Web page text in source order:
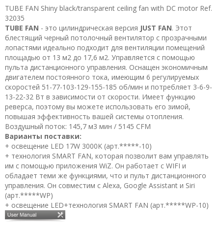
TUBE FAN Shiny black/transparent ceiling fan with DC motor Ref.
32035
TUBE FAN - это цилиндрическая версия JUST FAN. Этот
блестящий черный потолочный вентилятор с прозрачными
лопастями идеально подходит для вентиляции помещений
площадью от 13 м2 до 17,6 м2. Управляется с помощью
пульта дистанционного управления. Оснащен экономичным
двигателем постоянного тока, имеющим 6 регулируемых
скоростей 51-77-103-129-155-185 об/мин и потребляет 3-6-9-
13-22-32 Вт в зависимости от скорости. Имеет функцию
реверса, поэтому вы можете использовать его зимой,
повышая эффективность вашей системы отопления.
Воздушный поток: 145,7 м3 мин / 5145 CFM
Варианты поставки:
+ освещение LED 17W 3000K (арт.*****-10)
+ технология SMART FAN, которая позволит вам управлять
им с помощью приложения WiZ. Он работает с WIFI и
обладает теми же функциями, что и пульт дистанционного
управления. Он совместим с Alexa, Google Assistant и Siri
(арт.*****WP)
+ освещение LED+технология SMART FAN (арт.*****WP-10)